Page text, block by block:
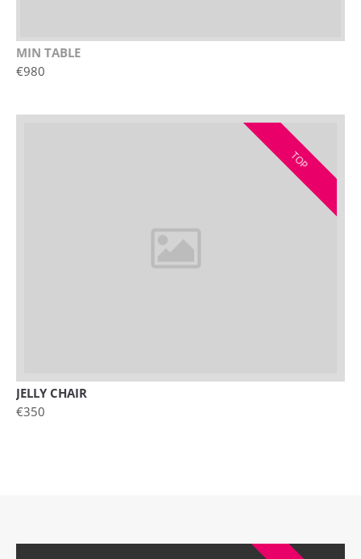
MIN TABLE
€980
TOP
JELLY CHAIR
€350